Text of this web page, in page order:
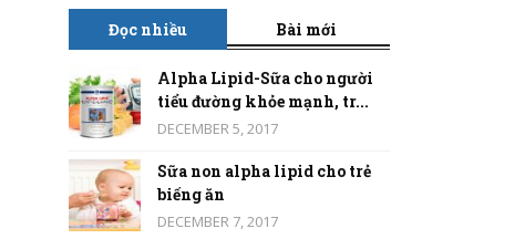
Đọc nhiều Bài mới
Alpha Lipid-Sữa cho người
tiểu đường khỏe mạnh, tr...
DECEMBER 5, 2017
Sữa non alpha lipid cho trẻ
biếng ăn
DECEMBER 7, 2017